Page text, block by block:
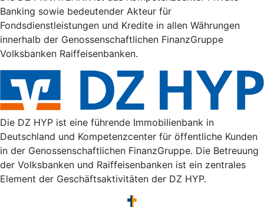
Banking sowie bedeutender Akteur für
Fondsdienstleistungen und Kredite in allen Währungen
innerhalb der Genossenschaftlichen FinanzGruppe
Volksbanken Raiffeisenbanken.
Die DZ HYP ist eine führende Immobilienbank in
Deutschland und Kompetenzcenter für öffentliche Kunden
in der Genossenschaftlichen FinanzGruppe. Die Betreuung
der Volksbanken und Raiffeisenbanken ist ein zentrales
Element der Geschäftsaktivitäten der DZ HYP.